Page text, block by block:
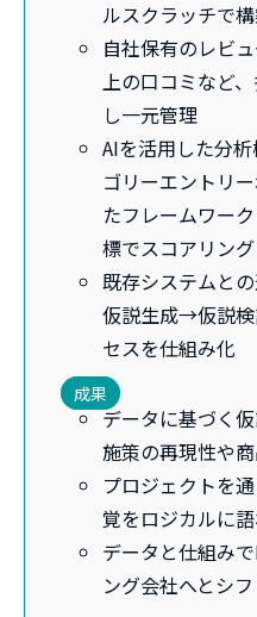
ルスクラッチで
自社保有のレビ
上の口コミなど
し一元管理
AIを活用した分
ゴリーエントリ
たフレームワー
標でスコアリング
既存システムと
仮説生成→仮説
セスを仕組み化
成果
データに基づく
施策の再現性や
プロジェクトを
覚をロジカルに
データと仕組み
ング会社へとシフ